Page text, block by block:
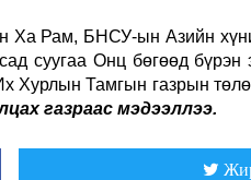
Ха Рам, БНСУ-ын Азийн
суугаа Онц бөгөөд бүрэн
Хурлын Тамгын газрын
газраас мэдээллээ.